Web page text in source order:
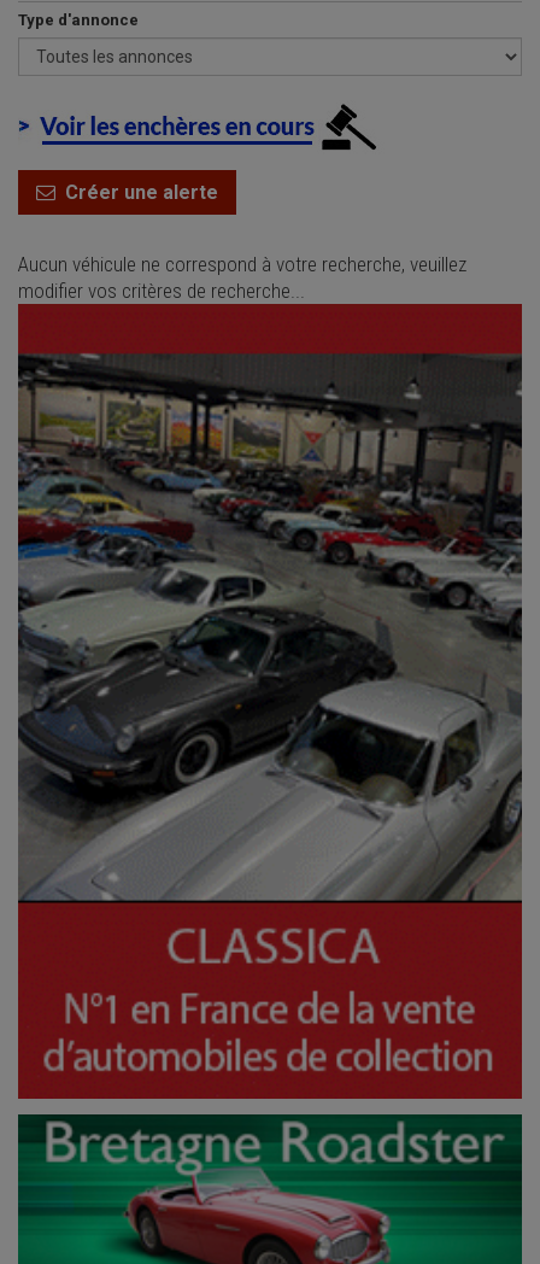
Type d'annonce
Créer une alerte
Aucun véhicule ne correspond à votre recherche, veuillez
modifier vos critères de recherche...